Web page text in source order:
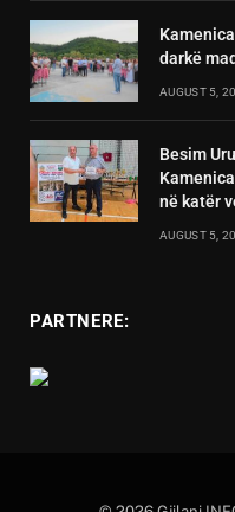
darkë
AUGUST 5,
Besim
në katër
AUGUST 5,
PARTNERE: